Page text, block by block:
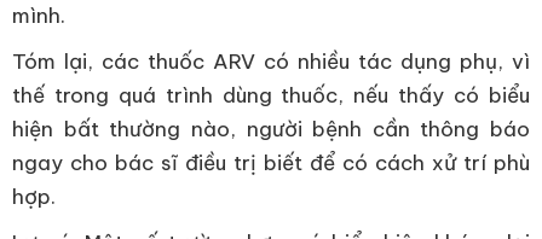
mình.
Tóm lại, các thuốc ARV có nhiều tác dụng phụ, vì
thế trong quá trình dùng thuốc, nếu thấy có biểu
hiện bất thường nào, người bệnh cần thông báo
ngay cho bác sĩ điều trị biết để có cách xử trí phù
hợp.